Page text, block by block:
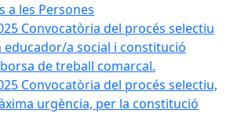
a les Persones
Convocatòria del procés selectiu
a social i constitució
de treball comarcal.
Convocatòria del procés selectiu,
urgència, per la constitució